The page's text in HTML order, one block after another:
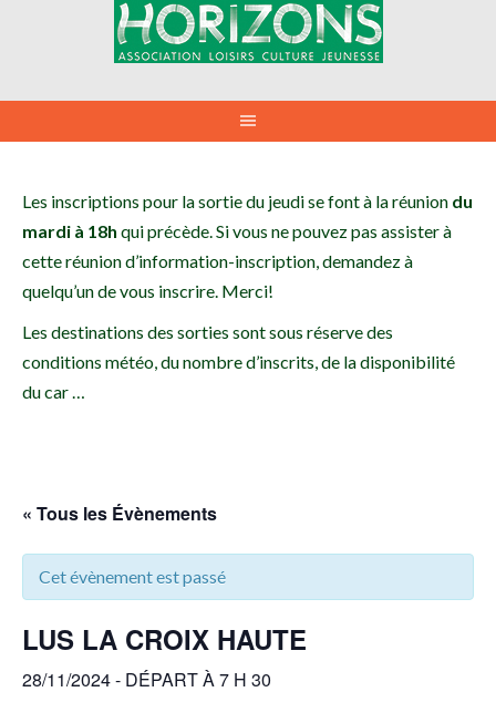
Les inscriptions pour la sortie du jeudi se font à la réunion du
mardi à 18h qui précède. Si vous ne pouvez pas assister à
cette réunion d’information-inscription, demandez à
quelqu’un de vous inscrire. Merci!
Les destinations des sorties sont sous réserve des
conditions météo, du nombre d’inscrits, de la disponibilité
du car …
« Tous les Évènements
Cet évènement est passé
LUS LA CROIX HAUTE
28/11/2024 - DÉPART À 7 H 30